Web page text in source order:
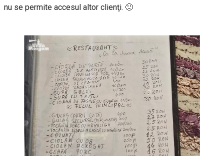
nu se permite accesul altor clienţi. 🙂